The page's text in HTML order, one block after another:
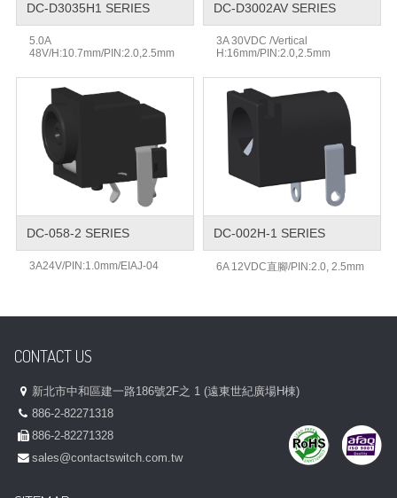
DC-D3035H1 SERIES
5.0A
48V/H:10.7mm/PIN:2.0,2.5mm
DC-D3002AV SERIES
3A 30VDC /Vertical
H:16mm/PIN:2.0,2.5mm
DC-058-2 SERIES
3A24V/PIN:1.0mm/EIAJ-04
DC-002H-1 SERIES
6A 12VDC直腳/PIN:2.0, 2.5mm
CONTACT US
新北市中和區建一路186號2F之 1 (遠東世紀廣場H棟)
886-2-82271318
886-2-82271328
sales@contactswitch.com.tw